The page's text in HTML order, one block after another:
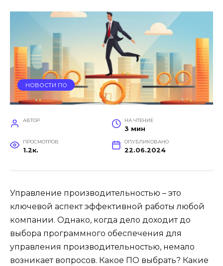
НОВОСТИ ПО
АВТОР НА ЧТЕНИЕ
3 мин
ПРОСМОТРОВ
1.2к.
ОПУБЛИКОВАНО
22.06.2024
Управление производительностью – это
ключевой аспект эффективной работы любой
компании. Однако, когда дело доходит до
выбора программного обеспечения для
управления производительностью, немало
возникает вопросов. Какое ПО выбрать? Какие